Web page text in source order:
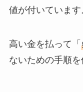
値が付いています
高い金を払って「
ないための手順を